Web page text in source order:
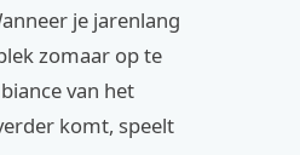
je jarenlang
zomaar op te
van het
komt, speelt